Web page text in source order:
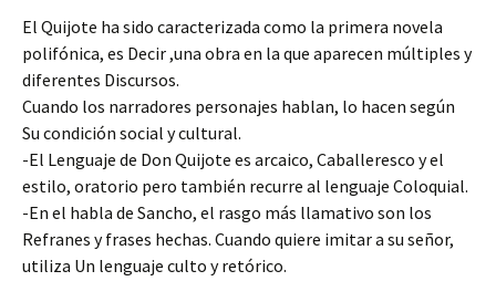
El Quijote ha sido caracterizada como la primera novela
polifónica, es Decir ,una obra en la que aparecen múltiples y
diferentes Discursos.
Cuando los narradores personajes hablan, lo hacen según
Su condición social y cultural.
-El Lenguaje de Don Quijote es arcaico, Caballeresco y el
estilo, oratorio pero también recurre al lenguaje Coloquial.
-En el habla de Sancho, el rasgo más llamativo son los
Refranes y frases hechas. Cuando quiere imitar a su señor,
utiliza Un lenguaje culto y retórico.